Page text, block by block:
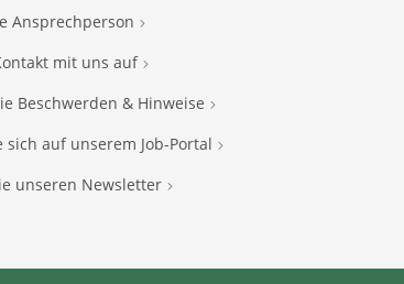
Ansprechperson
mit uns auf
Beschwerden & Hinweise
sich auf unserem Job-Portal
unseren Newsletter